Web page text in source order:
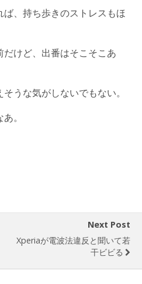
、持ち歩きのストレスもほ
けど、出番はそこそこあ
うな気がしないでもない。
。
Next Post
Xperiaが電波法違反と聞いて若
干ビビる